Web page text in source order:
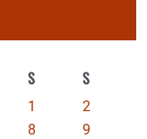
S S
1
2
8
9